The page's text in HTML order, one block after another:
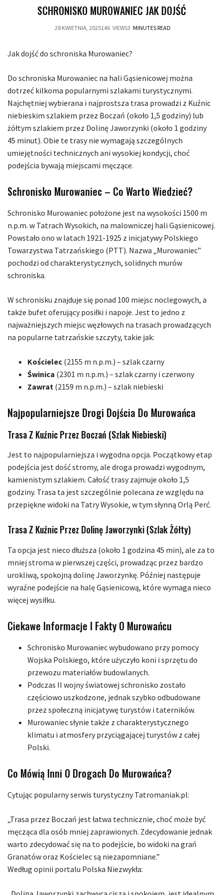
SCHRONISKO MUROWANIEC JAK DOJŚĆ
28 KWIETNIA, 2025146 VIEWS3 MINUTES READ
Jak dojść do schroniska Murowaniec?
Do schroniska Murowaniec na hali Gąsienicowej można
dotrzeć kilkoma popularnymi szlakami turystycznymi.
Najchętniej wybierana i najprostsza trasa prowadzi z Kuźnic
niebieskim szlakiem przez Boczań (około 1,5 godziny) lub
żółtym szlakiem przez Dolinę Jaworzynki (około 1 godziny
45 minut). Obie te trasy nie wymagają szczególnych
umiejętności technicznych ani wysokiej kondycji, choć
podejścia bywają miejscami męczące.
Schronisko Murowaniec – Co Warto Wiedzieć?
Schronisko Murowaniec położone jest na wysokości 1500 m
n.p.m. w Tatrach Wysokich, na malowniczej hali Gąsienicowej.
Powstało ono w latach 1921-1925 z inicjatywy Polskiego
Towarzystwa Tatrzańskiego (PTT). Nazwa „Murowaniec”
pochodzi od charakterystycznych, solidnych murów
schroniska.
W schronisku znajduje się ponad 100 miejsc noclegowych, a
także bufet oferujący posiłki i napoje. Jest to jedno z
najważniejszych miejsc węzłowych na trasach prowadzących
na popularne tatrzańskie szczyty, takie jak:
Kościelec (2155 m n.p.m.) – szlak czarny
Świnica (2301 m n.p.m.) – szlak czarny i czerwony
Zawrat (2159 m n.p.m.) – szlak niebieski
Najpopularniejsze Drogi Dojścia Do Murowańca
Trasa Z Kuźnic Przez Boczań (szlak Niebieski)
Jest to najpopularniejsza i wygodna opcja. Początkowy etap
podejścia jest dość stromy, ale droga prowadzi wygodnym,
kamienistym szlakiem. Całość trasy zajmuje około 1,5
godziny. Trasa ta jest szczególnie polecana ze względu na
przepiękne widoki na Tatry Wysokie, w tym słynną Orlą Perć.
Trasa Z Kuźnic Przez Dolinę Jaworzynki (szlak Żółty)
Ta opcja jest nieco dłuższa (około 1 godzina 45 min), ale za to
mniej stroma w pierwszej części, prowadząc przez bardzo
urokliwą, spokojną dolinę Jaworzynkę. Później następuje
wyraźne podejście na halę Gąsienicową, które wymaga nieco
więcej wysiłku.
Ciekawe Informacje I Fakty O Murowańcu
Schronisko Murowaniec wybudowano przy pomocy
Wojska Polskiego, które użyczyło koni i sprzętu do
przewozu materiałów budowlanych.
Podczas II wojny światowej schronisko zostało
częściowo uszkodzone, jednak szybko odbudowane
przez społeczną inicjatywę turystów i taterników.
Murowaniec słynie także z charakterystycznego
klimatu i atmosfery przyciągającej turystów z całej
Polski.
Co Mówią Inni O Drogach Do Murowańca?
Cytując popularny serwis turystyczny Tatromaniak.pl:
„Trasa przez Boczań jest łatwa technicznie, choć może być
męcząca dla osób mniej zaprawionych. Zdecydowanie jednak
warto zdecydować się na to podejście, bo widoki na grań
Granatów oraz Kościelec są niezapomniane.”
Według opinii portalu Polska Niezwykła: